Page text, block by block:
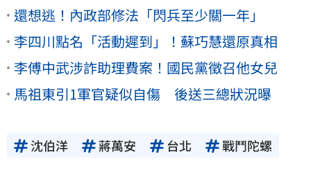
還想逃！內政部修法「閃兵至少關一年」
李四川點名「活動遲到」！蘇巧慧還原真相
李傅中武涉詐助理費案！國民黨徵召他女兒
馬祖東引1軍官疑似自傷 後送三總狀況曝
沈伯洋 蔣萬安 台北 戰鬥陀螺